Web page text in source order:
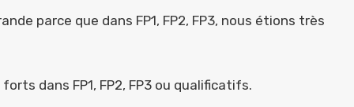
parce que dans FP1, FP2, FP3, nous étions très
dans FP1, FP2, FP3 ou qualificatifs.